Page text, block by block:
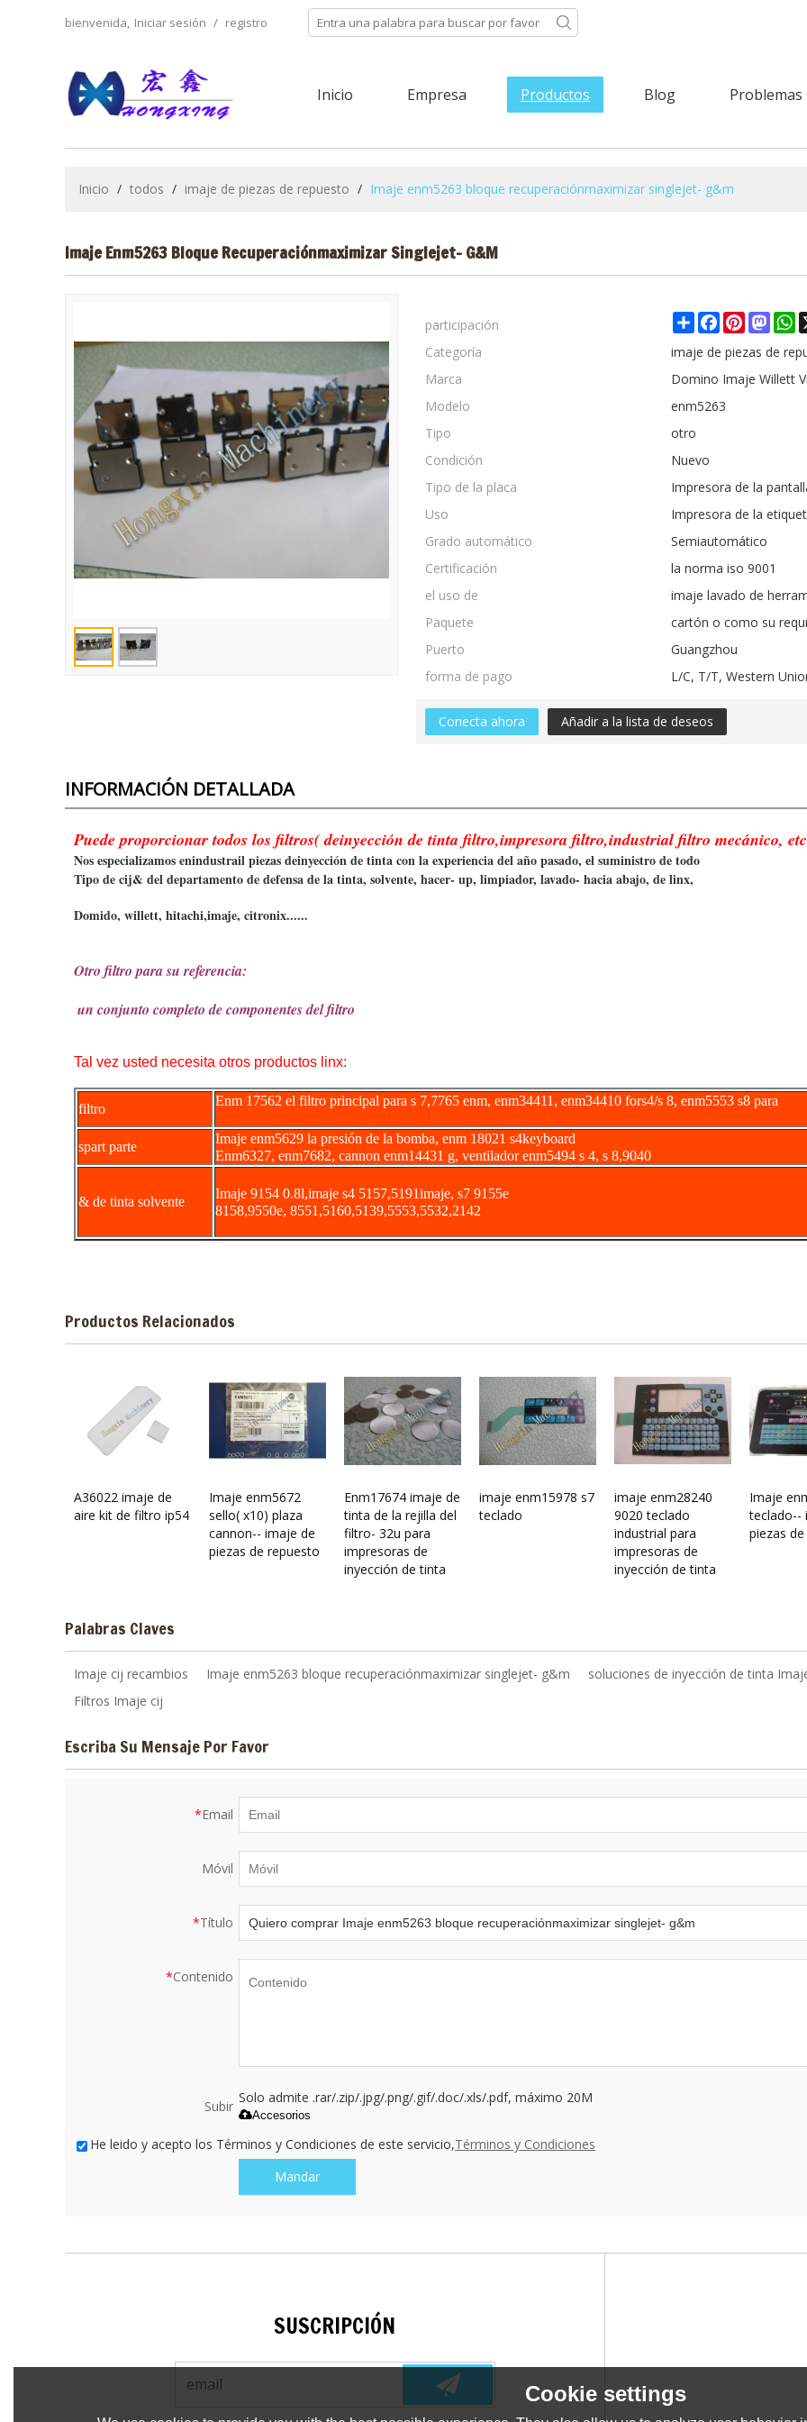
bienvenida, Iniciar sesión / registro
Inicio Empresa Productos Blog Problemas
Inicio / todos / imaje de piezas de repuesto / Imaje enm5263 bloque recuperaciónmaximizar singlejet- g&m
Imaje Enm5263 Bloque Recuperaciónmaximizar Singlejet- G&m
participación ShareFacebook
Pinterest
Categoría
imaje de piezas de
Marca
Domino Imaje Willett
Modelo
enm5263
Tipo
otro
Condición
Nuevo
Tipo de la placa
Impresora de la
Uso
Impresora de la
Grado automático
Semiautomático
Certificación
la norma iso 9001
el uso de
imaje lavado de
Paquete
cartón o como su
Puerto
Guangzhou
forma de pago
L/C, T/T, Western
Conecta ahora Añadir a la lista de deseos
INFORMACIÓN DETALLADA
Puede proporcionar todos los filtros( deinyección de tinta filtro,impresora filtro,industrial filtro mecánico,
Nos especializamos enindustrail piezas deinyección de tinta con la experiencia del año pasado, el suministro de todo
Tipo de cij& del departamento de defensa de la tinta, solvente, hacer- up, limpiador, lavado- hacia abajo, de linx,
Domido, willett, hitachi,imaje, citronix......
Otro filtro para su referencia:
un conjunto completo de componentes del filtro
Tal vez usted necesita otros productos linx:
filtro
Enm 17562 el filtro principal para s 7,7765 enm, enm34411, enm34410 fors4/s 8, enm5553 s8 para
spart parte
Imaje enm5629 la presión de la bomba, enm 18021 s4keyboard
Enm6327, enm7682, cannon enm14431 g, ventilador enm5494 s 4, s 8,9040
& de tinta solvente
Imaje 9154 0.8l,imaje s4 5157,5191imaje, s7 9155e
8158,9550e, 8551,5160,5139,5553,5532,2142
Productos Relacionados
A36022 imaje de
aire kit de filtro ip54
Imaje enm5672
sello( x10) plaza
cannon-- imaje de
piezas de repuesto
Enm17674 imaje de
tinta de la rejilla del
filtro- 32u para
impresoras de
inyección de tinta
imaje enm15978 s7
teclado
imaje enm28240
9020 teclado
industrial para
impresoras de
inyección de tinta
Imaje
teclado--
piezas
Palabras Claves
Imaje cij recambios Imaje enm5263 bloque recuperaciónmaximizar singlejet- g&m
soluciones de inyección de tinta
Filtros Imaje cij
Escriba Su Mensaje Por Favor
*Email
Móvil
*Título
*Contenido
Subir
Solo admite .rar/.zip/.jpg/.png/.gif/.doc/.xls/.pdf, máximo 20M
Accesorios
He leido y acepto los Términos y Condiciones de este servicio,Términos y Condiciones
Mandar
SUSCRIPCIÓN
Cookie settings